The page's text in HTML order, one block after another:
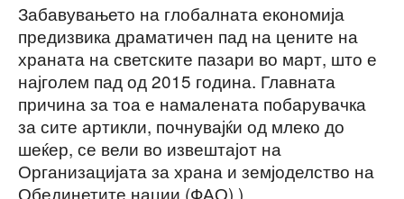
Забавувањето на глобалната економија
предизвика драматичен пад на цените на
храната на светските пазари во март, што е
најголем пад од 2015 година. Главната
причина за тоа е намалената побарувачка
за сите артикли, почнувајќи од млеко до
шеќер, се вели во извештајот на
Организацијата за храна и земјоделство на
Обединетите нации (ФАО) )